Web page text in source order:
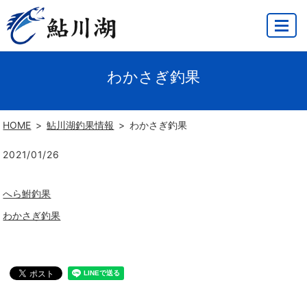
MENU
わかさぎ釣果
HOME 鮎川湖釣果情報 わかさぎ釣果
2021/01/26
へら鮒釣果
わかさぎ釣果